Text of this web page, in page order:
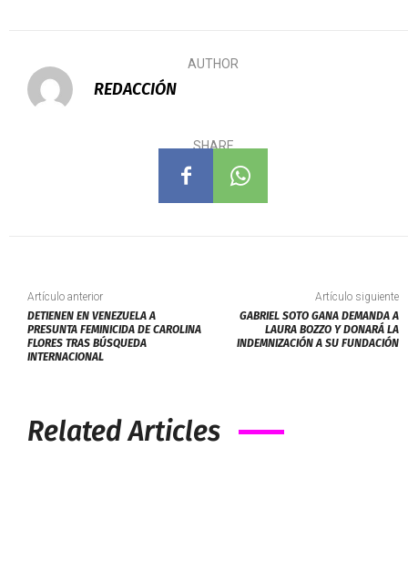
AUTHOR
REDACCIÓN
SHARE
Artículo anterior
DETIENEN EN VENEZUELA A
PRESUNTA FEMINICIDA DE CAROLINA
FLORES TRAS BÚSQUEDA
INTERNACIONAL
Artículo siguiente
GABRIEL SOTO GANA DEMANDA A
LAURA BOZZO Y DONARÁ LA
INDEMNIZACIÓN A SU FUNDACIÓN
Related Articles